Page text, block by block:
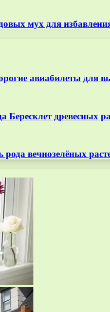
мух для
авиабилеты для
Бересклет древесных
рода вечнозелёных